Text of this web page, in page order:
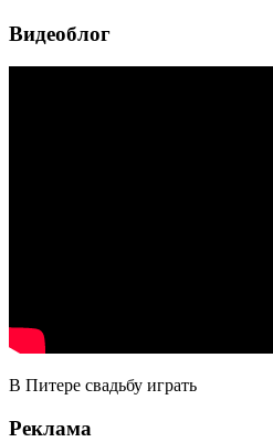
Видеоблог
В Питере свадьбу играть
Реклама